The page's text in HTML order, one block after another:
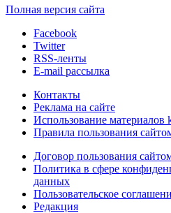
Полная версия сайта
Facebook
Twitter
RSS-ленты
E-mail рассылка
Контакты
Реклама на сайте
Использование материалов
Правила пользования
Договор пользования
Политика в сфере
данных
Пользовательское
Редакция